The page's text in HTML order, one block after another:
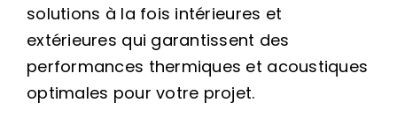
solutions à la fois intérieures et
extérieures qui garantissent des
performances thermiques et acoustiques
optimales pour votre projet.